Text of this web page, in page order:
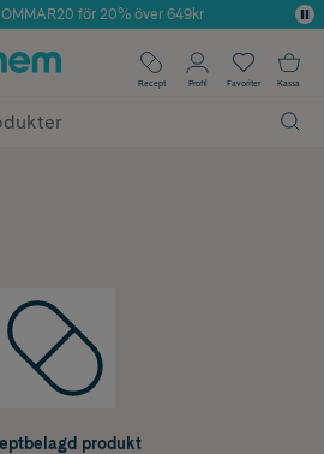
för 20% över 649kr
✓ Fri frakt
på alla köp*
Recept Profil Favoriter Kassa
produkt